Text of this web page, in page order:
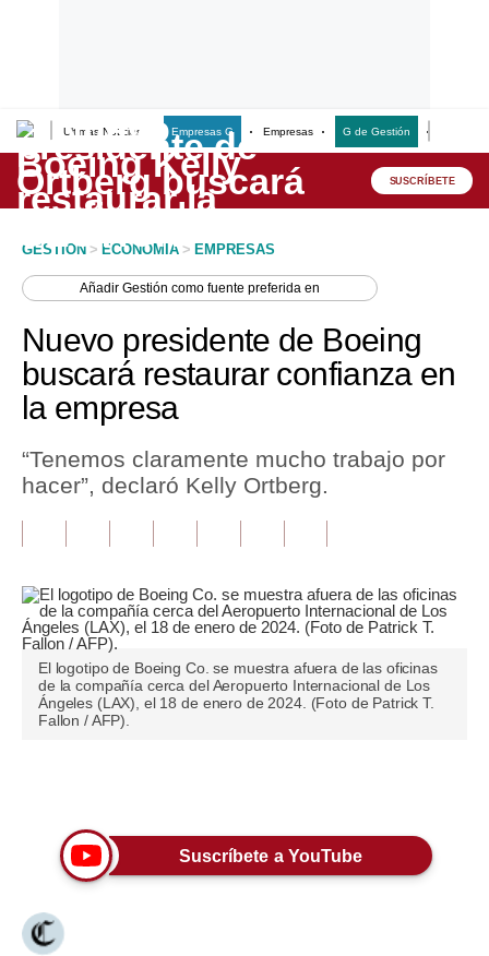
Últimas Noticias Empresas G Empresas G de Gestión
Lo último
Peru Quiosco
Economía
Mercados
Política
Inmobiliarias
Plus G
Opinión
Tendencias
Lujo
SUSCRÍBETE
GESTION > ECONOMIA > EMPRESAS
AñadirGestión como fuente preferida en
Nuevo presidente de Boeing
buscará restaurar confianza en
la empresa
“Tenemos claramente mucho trabajo por
hacer”, declaró Kelly Ortberg.
El logotipo de Boeing Co. se muestra afuera de las oficinas
de la compañía cerca del Aeropuerto Internacional de Los
Ángeles (LAX), el 18 de enero de 2024. (Foto de Patrick T.
Fallon / AFP).
Suscríbete a YouTube